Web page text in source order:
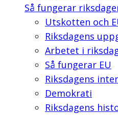
Så fungerar
Utskotten och
Riksdagens
Arbetet i
Så fungerar EU
Riksdagens
Demokrati
Riksdagens